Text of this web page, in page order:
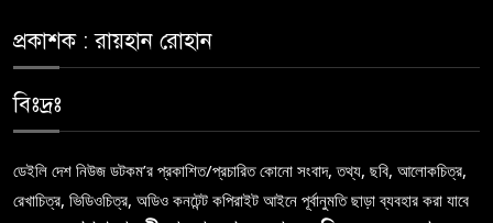
প্রকাশক : রায়হান রোহান
বিঃদ্রঃ
ডেইলি দেশ নিউজ ডটকম’র প্রকাশিত/প্রচারিত কোনো সংবাদ, তথ্য, ছবি, আলোকচিত্র,
রেখাচিত্র, ভিডিওচিত্র, অডিও কনটেন্ট কপিরাইট আইনে পূর্বানুমতি ছাড়া ব্যবহার করা যাবে